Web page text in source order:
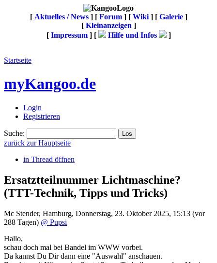
[ Aktuelles / News] [ Forum] [ Wiki] [ Galerie]
[ Kleinanzeigen ]
[ Impressum] [ Hilfe und Infos ]
Startseite
myKangoo.de
Login
Registrieren
Suche:
zurück zur Hauptseite
in Thread öffnen
Ersatztteilnummer Lichtmaschine?
(TTT-Technik, Tipps und Tricks)
Mc Stender, Hamburg, Donnerstag, 23. Oktober 2025, 15:13 (vor
288 Tagen) @ Pupsi
Hallo,
schau doch mal bei Bandel im WWW vorbei.
Da kannst Du Dir dann eine "Auswahl" anschauen.